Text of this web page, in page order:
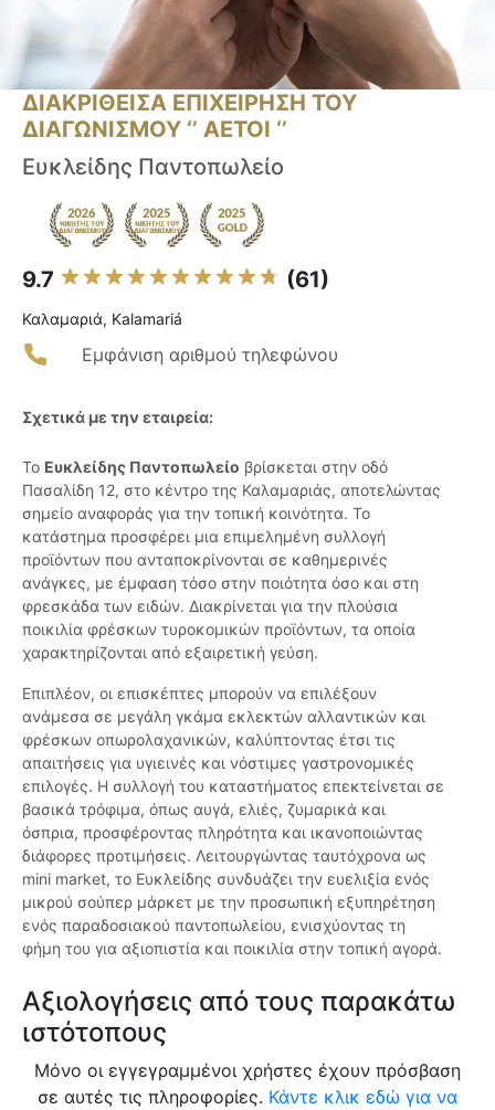
ΔΙΑΚΡΙΘΕΙΣΑ ΕΠΙΧΕΙΡΗΣΗ ΤΟΥ
ΔΙΑΓΩΝΙΣΜΟΥ ‘’ ΑΕΤΟΙ ‘’
Ευκλείδης Παντοπωλείο
9.7 (61)
Καλαμαριά, Kalamariá
Εμφάνιση αριθμού τηλεφώνου
Σχετικά με την εταιρεία:
Το Ευκλείδης Παντοπωλείο βρίσκεται στην οδό
Πασαλίδη 12, στο κέντρο της Καλαμαριάς, αποτελώντας
σημείο αναφοράς για την τοπική κοινότητα. Το
κατάστημα προσφέρει μια επιμελημένη συλλογή
προϊόντων που ανταποκρίνονται σε καθημερινές
ανάγκες, με έμφαση τόσο στην ποιότητα όσο και στη
φρεσκάδα των ειδών. Διακρίνεται για την πλούσια
ποικιλία φρέσκων τυροκομικών προϊόντων, τα οποία
χαρακτηρίζονται από εξαιρετική γεύση.
Επιπλέον, οι επισκέπτες μπορούν να επιλέξουν
ανάμεσα σε μεγάλη γκάμα εκλεκτών αλλαντικών και
φρέσκων οπωρολαχανικών, καλύπτοντας έτσι τις
απαιτήσεις για υγιεινές και νόστιμες γαστρονομικές
επιλογές. Η συλλογή του καταστήματος επεκτείνεται σε
βασικά τρόφιμα, όπως αυγά, ελιές, ζυμαρικά και
όσπρια, προσφέροντας πληρότητα και ικανοποιώντας
διάφορες προτιμήσεις. Λειτουργώντας ταυτόχρονα ως
mini market, το Ευκλείδης συνδυάζει την ευελιξία ενός
μικρού σούπερ μάρκετ με την προσωπική εξυπηρέτηση
ενός παραδοσιακού παντοπωλείου, ενισχύοντας τη
φήμη του για αξιοπιστία και ποικιλία στην τοπική αγορά.
Αξιολογήσεις από τους παρακάτω
ιστότοπους
Μόνο οι εγγεγραμμένοι χρήστες έχουν πρόσβαση
σε αυτές τις πληροφορίες. Κάντε κλικ εδώ για να